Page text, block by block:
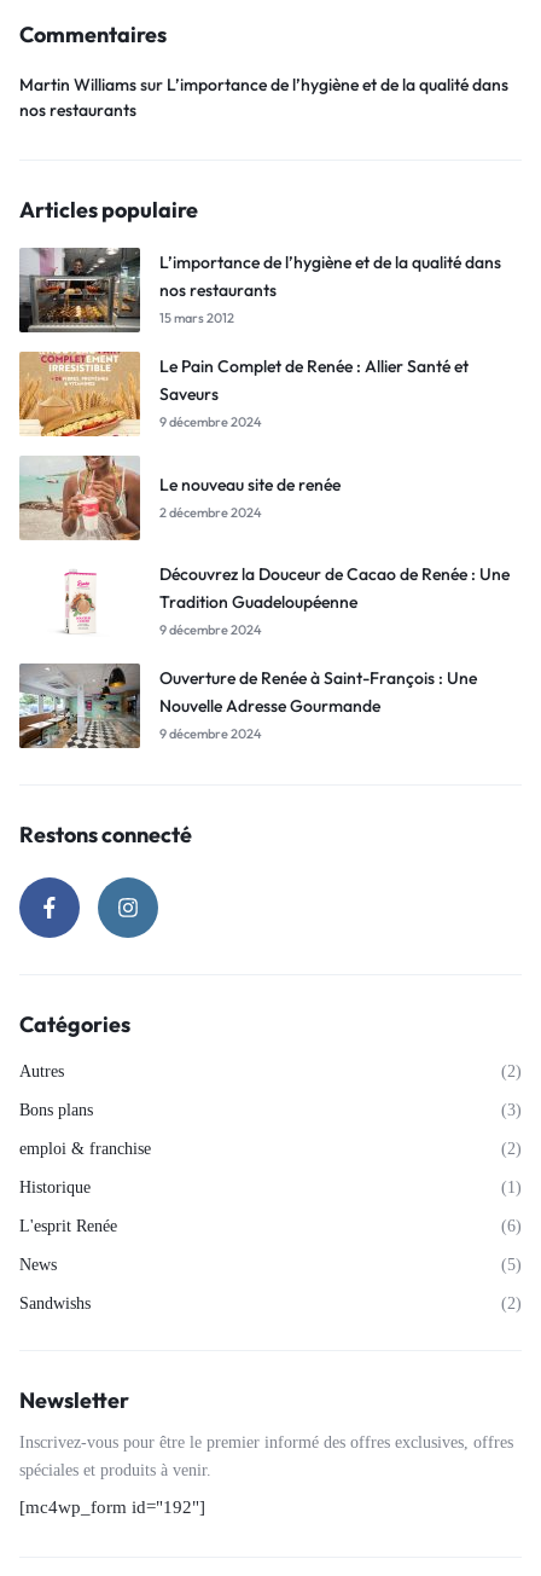
Commentaires
Martin Williamssur L’importance de l’hygiène et de la qualité dans
nos restaurants
Articles populaire
L’importance de l’hygiène et de la qualité dans
nos restaurants
15 mars 2012
Le Pain Complet de Renée : Allier Santé et
Saveurs
9 décembre 2024
Le nouveau site de renée
2 décembre 2024
Découvrez la Douceur de Cacao de Renée : Une
Tradition Guadeloupéenne
9 décembre 2024
Ouverture de Renée à Saint-François : Une
Nouvelle Adresse Gourmande
9 décembre 2024
Restons connecté
Catégories
Autres (2)
Bons plans (3)
emploi & franchise (2)
Historique (1)
L'esprit Renée (6)
News (5)
Sandwishs (2)
Newsletter
Inscrivez-vous pour être le premier informé des offres exclusives, offres
spéciales et produits à venir.
[mc4wp_form id="192"]